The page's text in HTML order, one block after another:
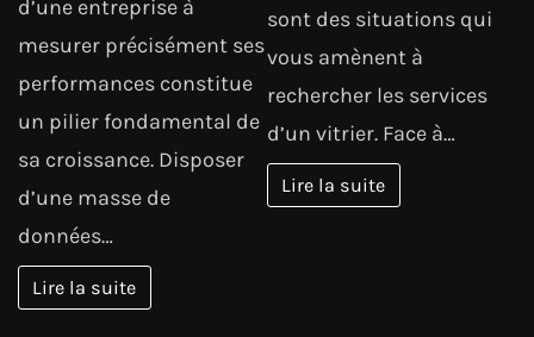
d’une entreprise à
mesurer précisément ses
performances constitue
un pilier fondamental de
sa croissance. Disposer
d’une masse de
données…
Lire la suite
sont des situations qui
vous amènent à
rechercher les services
d’un vitrier. Face à…
Lire la suite